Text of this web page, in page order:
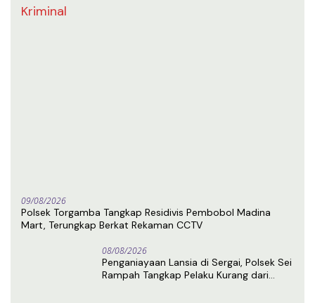
Kriminal
09/08/2026
Polsek Torgamba Tangkap Residivis Pembobol Madina
Mart, Terungkap Berkat Rekaman CCTV
08/08/2026
Penganiayaan Lansia di Sergai, Polsek Sei
Rampah Tangkap Pelaku Kurang dari